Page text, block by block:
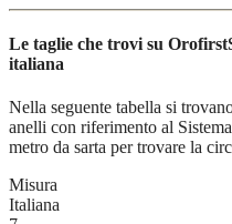
Le taglie che trovi su
italiana
Nella seguente tabella si
anelli con riferimento al
metro da sarta per trovare la
Misura
Italiana